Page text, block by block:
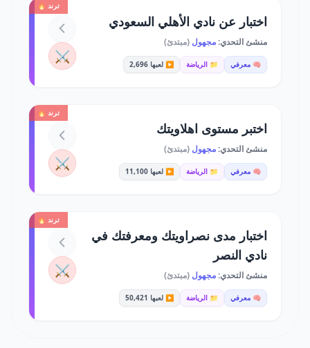
ترند 🔥
اختبار عن نادي الأهلي السعودي
منشئ التحدي:مجهول (مبتدئ)
🧠 معرفي 📁 الرياضة ▶️ لعبها 2,696 ⚔️
ترند 🔥
اختبر مستوى اهلاويتك
منشئ التحدي:مجهول (مبتدئ)
🧠 معرفي 📁 الرياضة ▶️ لعبها 11,100 ⚔️
ترند 🔥
اختبار مدى نصراويتك ومعرفتك في
نادي النصر
منشئ التحدي:مجهول (مبتدئ)
🧠 معرفي 📁 الرياضة ▶️ لعبها 50,421
⚔️